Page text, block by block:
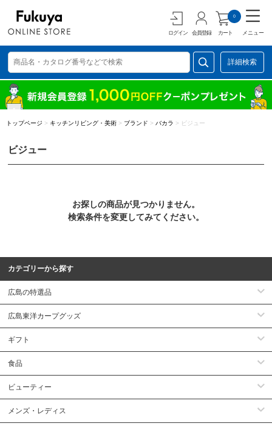
ログイン 会員登録 カート
0
メニュー
詳細検索
トップページ > キッチンリビング・美術 > ブランド > バカラ > ビジュー
ビジュー
お探しの商品が見つかりません。
検索条件を変更してみてください。
カテゴリーから探す
広島の特選品
広島東洋カープグッズ
ギフト
食品
ビューティー
メンズ・レディス